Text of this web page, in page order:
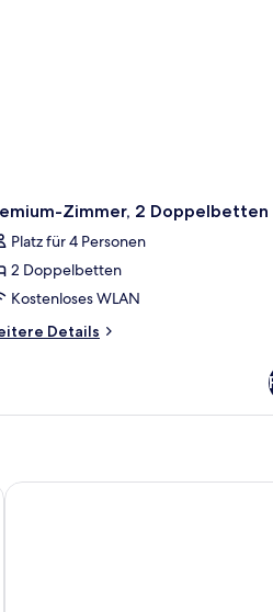
Zimmer, 2 Doppelbetten
Platz für 4 Personen
2 Doppelbetten
Kostenloses WLAN
Details
Hilton Guangzhou Tianhe